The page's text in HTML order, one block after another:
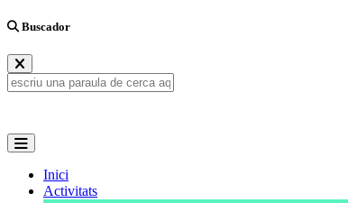
Buscador
Inici
Activitats